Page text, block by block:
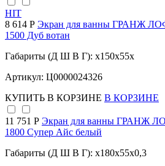
HIT
8 614 Р Экран для ванны ГРАНЖ
1500 Дуб вотан
Габариты (Д Ш В Г): x150x55x
Артикул: Ц0000024326
КУПИТЬ В КОРЗИНЕ В КОРЗИНЕ
11 751 Р Экран для ванны ГРАНЖ
1800 Супер Айс белый
Габариты (Д Ш В Г): x180x55x0,3